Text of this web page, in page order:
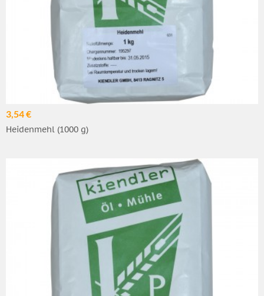
3,54 €
Heidenmehl (1000 g)